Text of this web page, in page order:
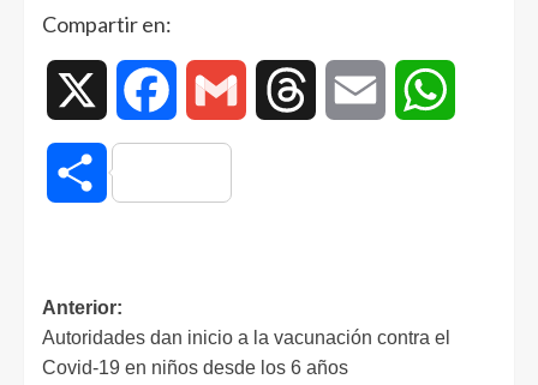
Compartir en:
Facebook Gmail Threads Email
Compartir
Anterior:
Autoridades dan inicio a la vacunación contra el
Covid-19 en niños desde los 6 años